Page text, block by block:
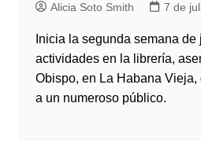
Alicia Soto Smith 7 de
Inicia la segunda semana
actividades en la librería,
Obispo, en La Habana
a un numeroso público.